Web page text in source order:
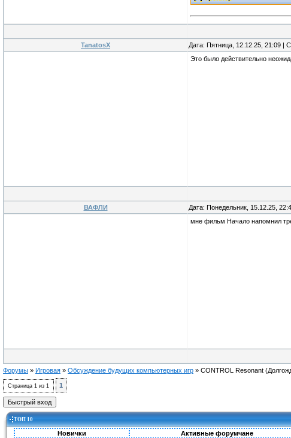
TanatosX Дата: Пятница, 12.12.25, 21:09 |
Это было действительно
ВАФЛИ Дата: Понедельник, 15.12.25,
мне фильм Начало напомнил
Форумы » Игровая » Обсуждение будущих компьютерных игр » CONTROL Resonant
Страница 1 из 1 1
ТОП 10
Новички Активные форумчане